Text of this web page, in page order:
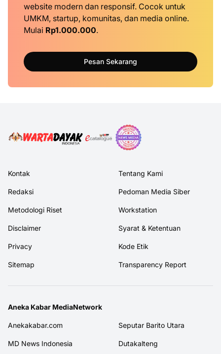
website modern dan responsif. Cocok untuk
UMKM, startup, komunitas, dan media online.
Mulai Rp1.000.000.
Pesan Sekarang
Kontak Tentang Kami
Redaksi Pedoman Media Siber
Metodologi Riset Workstation
Disclaimer Syarat & Ketentuan
Privacy Kode Etik
Sitemap Transparency Report
Aneka Kabar MediaNetwork
Anekakabar.com Seputar Barito Utara
MD News Indonesia Dutakalteng